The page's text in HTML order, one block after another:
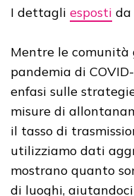
I dettagli esposti da
Mentre le comunità
pandemia di
enfasi sulle
misure di
il tasso di
utilizziamo dati
mostrano quanto
di luoghi,